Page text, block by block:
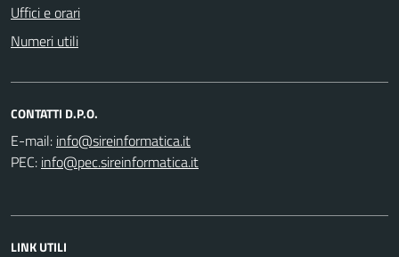
Uffici e orari
Numeri utili
CONTATTI D.P.O.
E-mail:
PEC:
LINK UTILI